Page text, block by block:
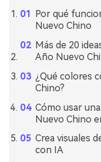
Por qué
Nuevo Chino
Más de 20
Año Nuevo
¿Qué colores
Chino?
Cómo usar
Nuevo Chino
Crea visuales
con IA